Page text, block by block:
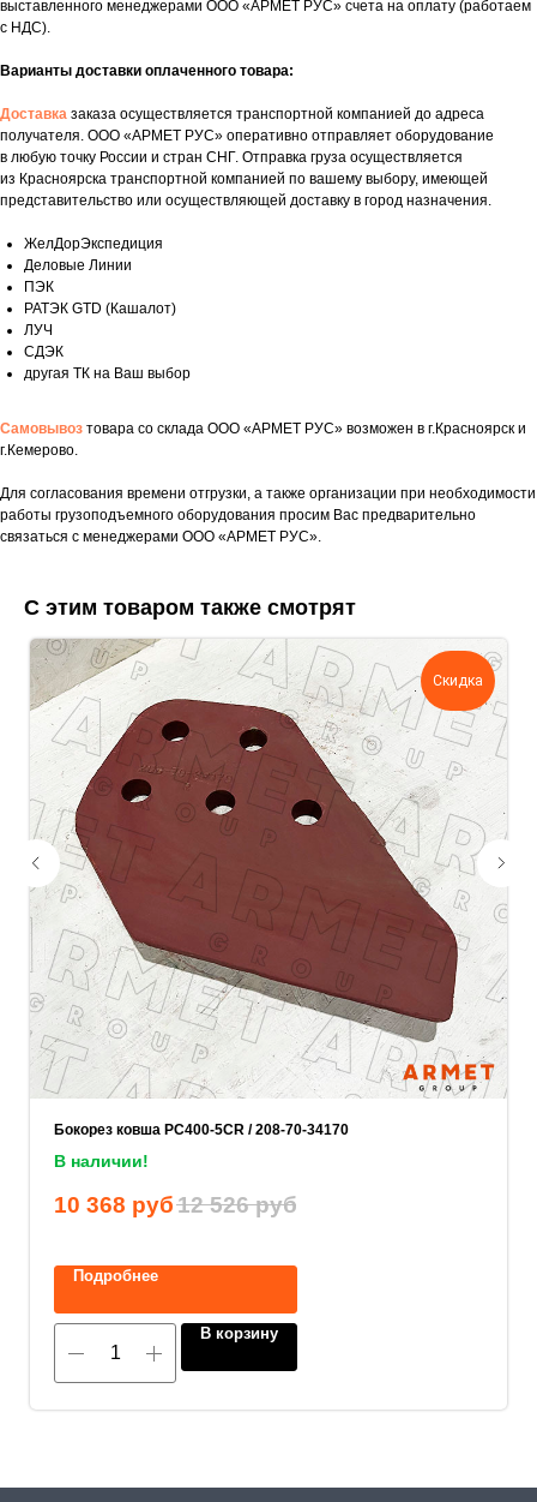
выставленного менеджерами ООО «АРМЕТ РУС» счета на оплату (работаем
с НДС).
Варианты доставки оплаченного товара:
Доставка заказа осуществляется транспортной компанией до адреса
получателя. ООО «АРМЕТ РУС» оперативно отправляет оборудование
в любую точку России и стран СНГ. Отправка груза осуществляется
из Красноярска транспортной компанией по вашему выбору, имеющей
представительство или осуществляющей доставку в город назначения.
ЖелДорЭкспедиция
Деловые Линии
ПЭК
РАТЭК GTD (Кашалот)
ЛУЧ
СДЭК
другая ТК на Ваш выбор
Самовывоз товара со склада ООО «АРМЕТ РУС» возможен в г.Красноярск и
г.Кемерово.
Для согласования времени отгрузки, а также организации при необходимости
работы грузоподъемного оборудования просим Вас предварительно
связаться с менеджерами ООО «АРМЕТ РУС».
С этим товаром также смотрят
Скидка
Бокорез ковша PC400-5CR / 208-70-34170
В наличии!
10 368 руб12 526 руб
Подробнее
В корзину
Мы свяжемся с вами сегодня
в рабочее время.
поможем нам лучше понять вашу
задачу — прикрепите её в поле ниже.
политикой конфиденциальности
Ваш телефон
Ваше имя
Прикрепите документацию (при
наличии)
Add files
8 (800) 600-29-33
заводаALLIS SAGAв России